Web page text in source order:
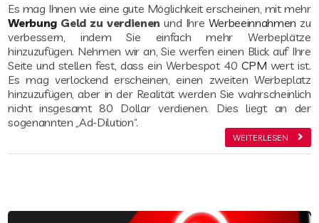
Es mag Ihnen wie eine gute Möglichkeit erscheinen, mit mehr
Werbung Geld zu verdienen und Ihre Werbeeinnahmen zu
verbessern, indem Sie einfach mehr Werbeplätze
hinzuzufügen. Nehmen wir an, Sie werfen einen Blick auf Ihre
Seite und stellen fest, dass ein Werbespot 40CPM wert ist.
Es mag verlockend erscheinen, einen zweiten Werbeplatz
hinzuzufügen, aber in der Realität werden Sie wahrscheinlich
nicht insgesamt 80 Dollar verdienen. Dies liegt an der
sogenannten „Ad-Dilution“.
WEITERLESEN